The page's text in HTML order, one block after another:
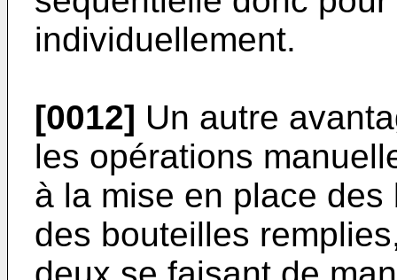
individuellement.
[0012] Un autre
les opérations
à la mise en place
des bouteilles